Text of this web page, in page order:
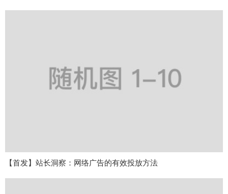
【首发】站长洞察：网络广告的有效投放方法